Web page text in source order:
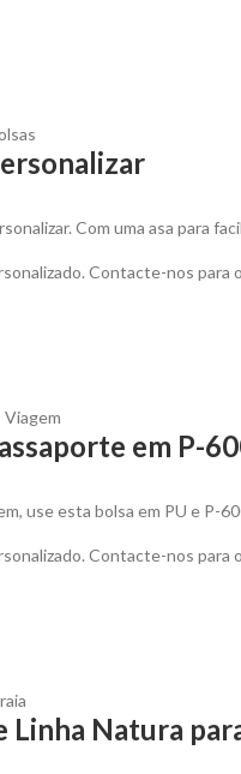
Com uma asa para
Contacte-nos
Viagem
em P-
use esta bolsa em PU e P-
Contacte-nos
Natura